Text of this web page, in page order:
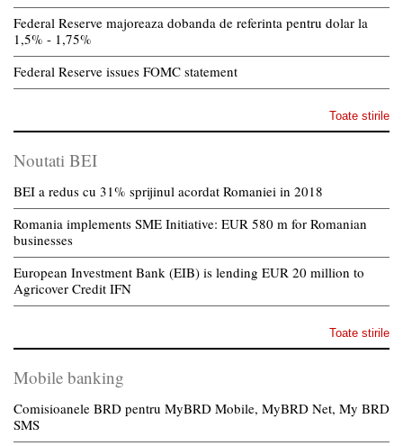
Federal Reserve majoreaza dobanda de referinta pentru dolar la
1,5% - 1,75%
Federal Reserve issues FOMC statement
Toate stirile
Noutati BEI
BEI a redus cu 31% sprijinul acordat Romaniei in 2018
Romania implements SME Initiative: EUR 580 m for Romanian
businesses
European Investment Bank (EIB) is lending EUR 20 million to
Agricover Credit IFN
Toate stirile
Mobile banking
Comisioanele BRD pentru MyBRD Mobile, MyBRD Net, My BRD
SMS